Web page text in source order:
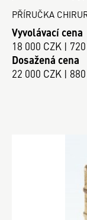
PŘÍRUČKA
Vyvolávací cena
18 000 CZK |
Dosažená cena
22 000 CZK |